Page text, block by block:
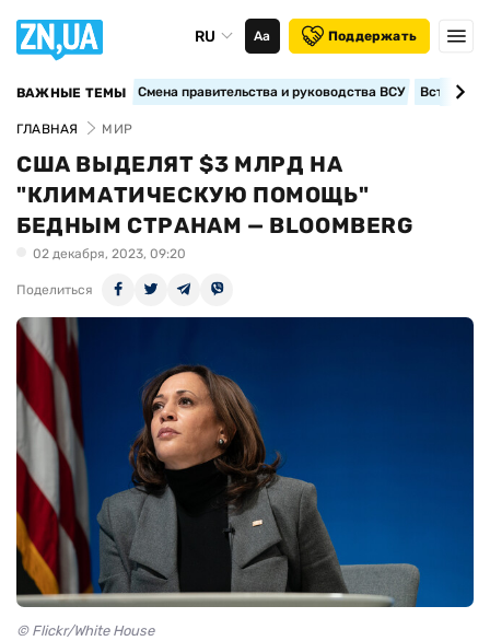
RU Аа Поддержать
ВАЖНЫЕ ТЕМЫ Смена правительства и руководства ВСУ
ГЛАВНАЯ МИР
США ВЫДЕЛЯТ $3 МЛРД НА
"КЛИМАТИЧЕСКУЮ ПОМОЩЬ"
БЕДНЫМ СТРАНАМ — BLOOMBERG
02 декабря, 2023, 09:20
Поделиться
© Flickr/White House